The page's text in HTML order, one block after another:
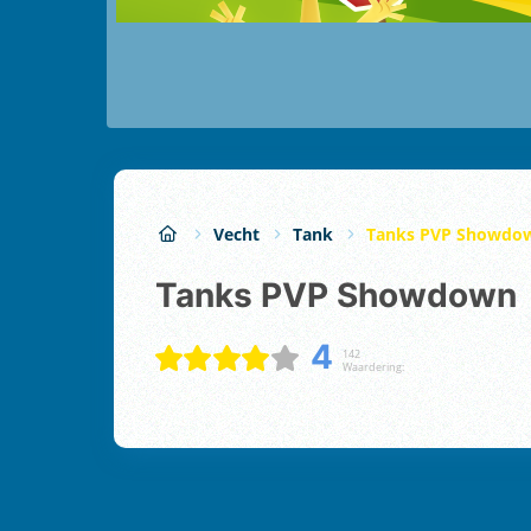
Vecht Tank Tanks PVP
Tanks PVP Showdown
4
142
Waardering: